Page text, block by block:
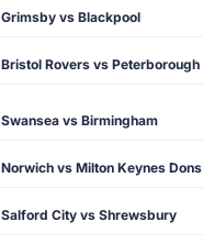
Grimsby vs Blackpool
Bristol Rovers vs Peterborough
Swansea vs Birmingham
Norwich vs Milton Keynes Dons
Salford City vs Shrewsbury